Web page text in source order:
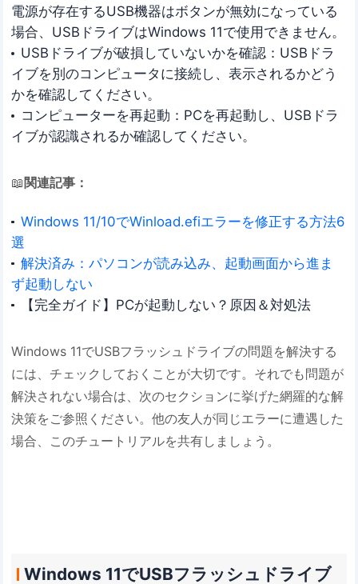
電源が存在するUSB機器はボタンが無効になっている
場合、USBドライブはWindows 11で使用できません。
USBドライブが破損していないかを確認：USBドラ
イブを別のコンピュータに接続し、表示されるかどう
かを確認してください。
コンピューターを再起動：PCを再起動し、USBドラ
イブが認識されるか確認してください。
📖 関連記事：
Windows 11/10でWinload.efiエラーを修正する方法6
選
解決済み：パソコンが読み込み、起動画面から進ま
ず起動しない
【完全ガイド】PCが起動しない？原因＆対処法
Windows 11でUSBフラッシュドライブの問題を解決する
には、チェックしておくことが大切です。それでも問題が
解決されない場合は、次のセクションに挙げた網羅的な解
決策をご参照ください。他の友人が同じエラーに遭遇した
場合、このチュートリアルを共有しましょう。
Windows 11でUSBフラッシュドライブ